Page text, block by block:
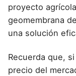
proyecto
geomembrana
una solución
Recuerda que,
precio del